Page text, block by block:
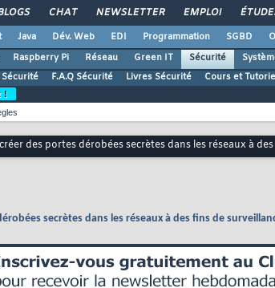
CHAT NEWSLETTER EMPLOI
Java Dév. Web EDI Programmation SGBD
Raspberry Pi Réseau Green IT Sécurité
F.A.Q Sécurité Livres Sécurité Cours et
!
des portes dérobées secrètes dans les réseaux à
secrètes dans les réseaux à des fins de